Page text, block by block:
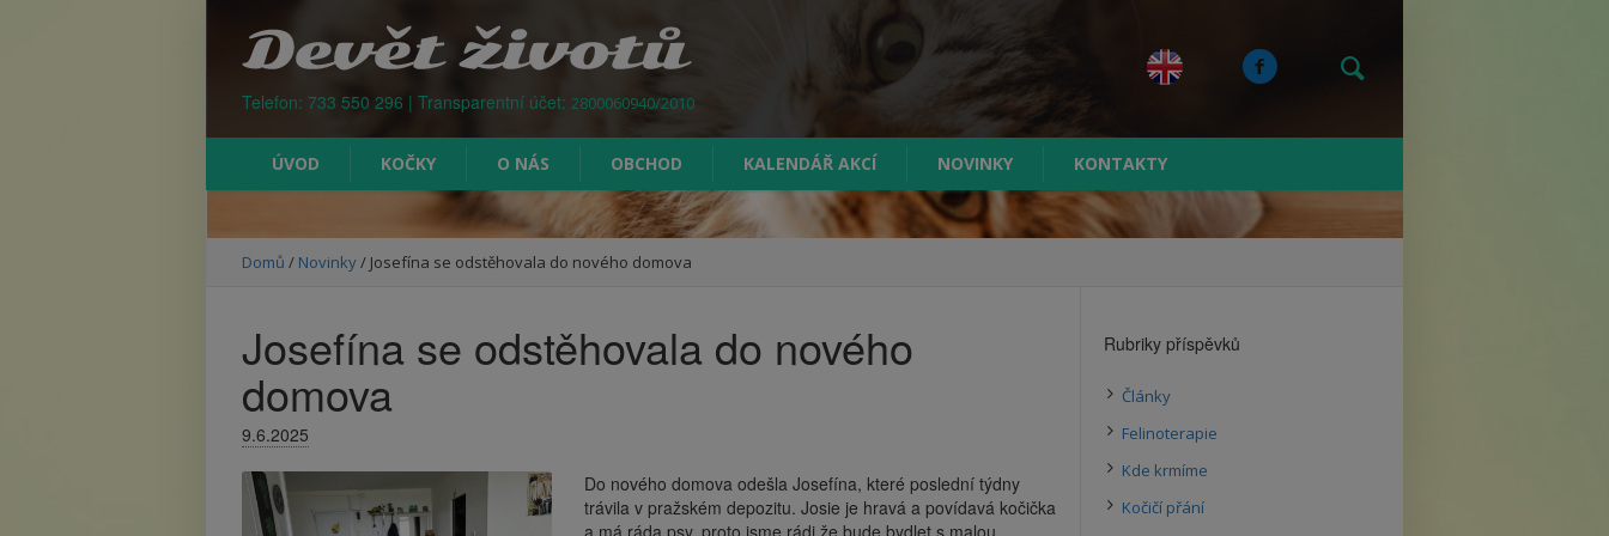
Telefon: 733 550 296 | Transparentní účet: 2800060940/2010
ÚVOD KOČKY O NÁS OBCHOD KALENDÁŘ AKCÍ NOVINKY KONTAKTY
Domů / Novinky/ Josefína se odstěhovala do nového domova
Josefína se odstěhovala do nového
domova
9.6.2025
Do nového domova odešla Josefína, které poslední týdny
trávila v pražském depozitu. Josie je hravá a povídavá kočička
a má ráda psy, proto jsme rádi že bude bydlet s malou
Rubriky příspěvků
Články
Felinoterapie
Kde krmíme
Kočičí přání